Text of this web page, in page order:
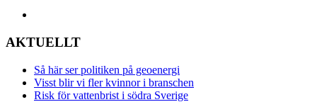
AKTUELLT
Så här ser politiken på geoenergi
Visst blir vi fler kvinnor i branschen
Risk för vattenbrist i södra Sverige